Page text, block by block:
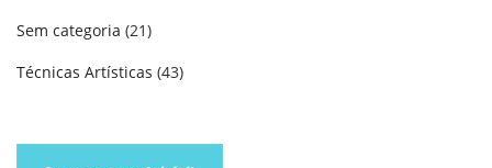
Sem categoria (21)
Técnicas Artísticas (43)